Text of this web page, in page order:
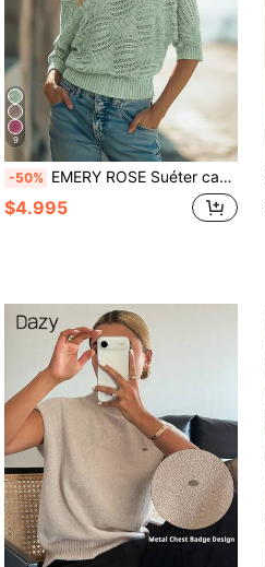
9
-50% EMERY ROSE Suéter casual de mujer de cuello redondo, manga raglán, puños y bajo acanalados, con patrón calado, de ajuste holgado, nueva llegada para todas las temporadas
$4.995